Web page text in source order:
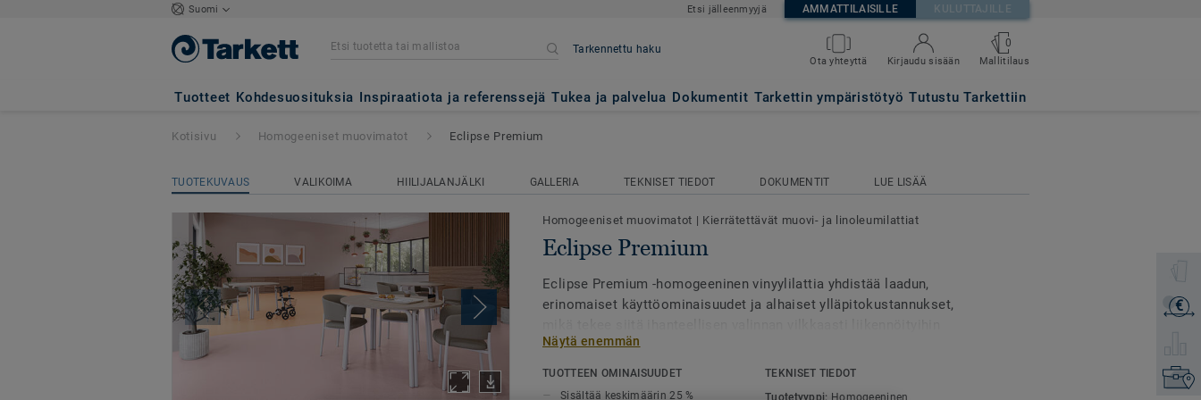
Suomi Etsi jälleenmyyjä AMMATTILAISILLE KULUTTAJILLE
Tarkennettu haku
Ota yhteyttä Kirjaudu sisään
0
Mallitilaus
Tuotteet Kohdesuosituksia Inspiraatiota ja referenssejä Tukea ja palvelua Dokumentit Tarkettin ympäristötyö Tutustu Tarkettiin
Eclipse Premium
€
Etsi
Kotisivu Homogeeniset muovimatot Eclipse Premium
TUOTEKUVAUS VALIKOIMA HIILIJALANJÄLKI GALLERIA TEKNISET TIEDOT DOKUMENTIT LUE LISÄÄ
Homogeeniset muovimatot | Kierrätettävät muovi- ja linoleumilattiat
Eclipse Premium
Eclipse Premium -homogeeninen vinyylilattia yhdistää laadun,
erinomaiset käyttöominaisuudet ja alhaiset ylläpitokustannukset,
tiloihin, kuten kouluihin ja terveydenhuollon ympäristöihin.
Näytä enemmän
TUOTTEEN OMINAISUUDET
Sisältää keskimäärin 25 %
TEKNISET TIEDOT
Tuotetyyppi:Homogeeninen